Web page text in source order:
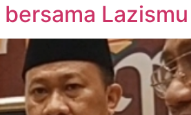
Lazismu